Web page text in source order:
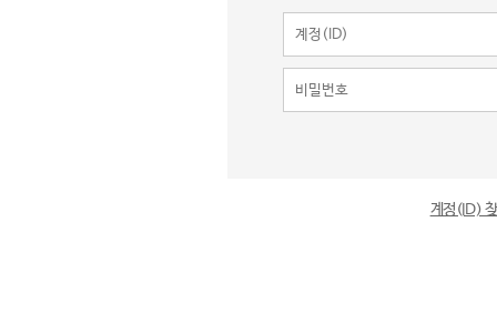
계정(ID)